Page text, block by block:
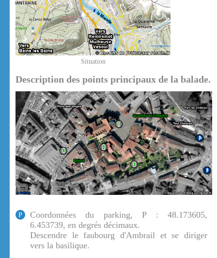
Situation
Description des points principaux de la balade.
P
Coordonnées du parking, P : 48.173605,
6.453739, en degrés décimaux.
Descendre le faubourg d'Ambrail et se diriger
vers la basilique.